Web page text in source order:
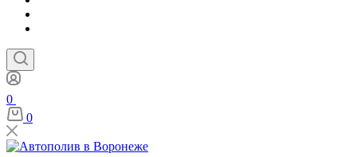
0
0